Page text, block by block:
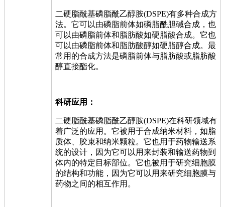
二硬脂酰基磷脂酰乙醇胺(DSPE)有多种合成方
法。它可以由磷脂前体如磷脂酰胆碱合成，也
可以由磷脂前体和脂肪酸如硬脂酸合成。它也
可以由磷脂前体和脂肪酸醇如硬脂醇合成。最
常用的合成方法是磷脂前体与脂肪酸或脂肪酸
醇直接酯化。
科研应用：
二硬脂酰基磷脂酰乙醇胺(DSPE)在科研领域有
着广泛的应用。它被用于合成纳米材料，如脂
质体、胶束和纳米颗粒。它也用于药物输送系
统的设计，因为它可以用来封装和输送药物到
体内的特定目标部位。它也被用于研究细胞膜
的结构和功能，因为它可以用来研究细胞膜与
药物之间的相互作用。